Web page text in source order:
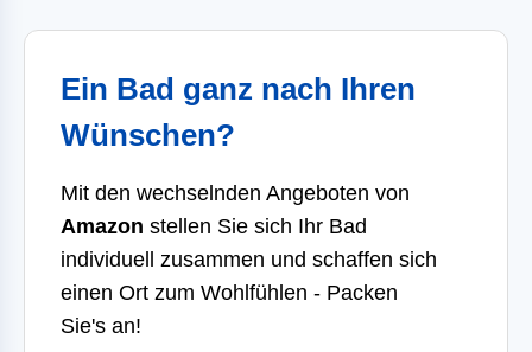
Ein Bad ganz nach Ihren
Wünschen?
Mit den wechselnden Angeboten von
Amazon stellen Sie sich Ihr Bad
individuell zusammen und schaffen sich
einen Ort zum Wohlfühlen - Packen
Sie's an!